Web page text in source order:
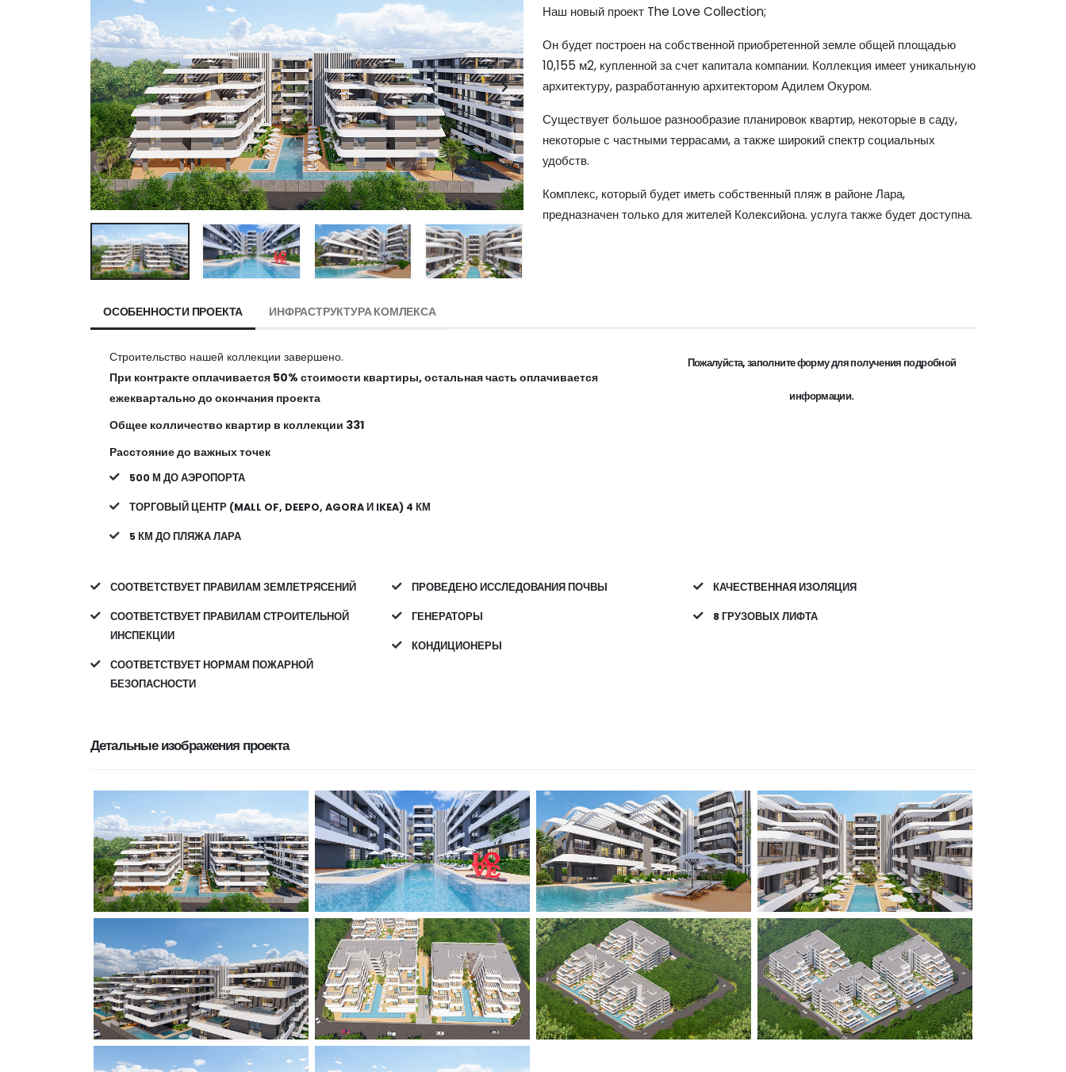
Наш новый проект The Love Collection;
Он будет построен на собственной приобретенной земле общей площадью
10,155 м2, купленной за счет капитала компании. Коллекция имеет уникальную
архитектуру, разработанную архитектором Адилем Окуром.
Существует большое разнообразие планировок квартир, некоторые в саду,
некоторые с частными террасами, а также широкий спектр социальных
удобств.
Комплекс, который будет иметь собственный пляж в районе Лара,
предназначен только для жителей Колексийона. услуга также будет доступна.
ОСОБЕННОСТИ ПРОЕКТА ИНФРАСТРУКТУРА КОМЛЕКСА
Строительство нашей коллекции завершено.
При контракте оплачивается 50% стоимости квартиры, остальная часть оплачивается
ежеквартально до окончания проекта
Общее колличество квартир в коллекции 331
Расстояние до важных точек
500 М ДО АЭРОПОРТА
ТОРГОВЫЙ ЦЕНТР (MALL OF, DEEPO, AGORA И IKEA) 4 КМ
5 КМ ДО ПЛЯЖА ЛАРА
Пожалуйста, заполните форму для получения подробной
информации.
СООТВЕТСТВУЕТ ПРАВИЛАМ ЗЕМЛЕТРЯСЕНИЙ
СООТВЕТСТВУЕТ ПРАВИЛАМ СТРОИТЕЛЬНОЙ
ИНСПЕКЦИИ
СООТВЕТСТВУЕТ НОРМАМ ПОЖАРНОЙ
БЕЗОПАСНОСТИ
ПРОВЕДЕНО ИССЛЕДОВАНИЯ ПОЧВЫ
ГЕНЕРАТОРЫ
КОНДИЦИОНЕРЫ
КАЧЕСТВЕННАЯ ИЗОЛЯЦИЯ
8 ГРУЗОВЫХ ЛИФТА
Детальные изображения проекта